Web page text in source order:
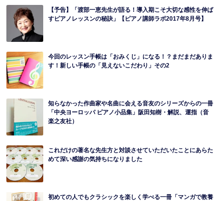
【予告】「渡部一恵先生が語る！導入期こそ大切な感性を伸ば
すピアノレッスンの秘訣」【ピアノ講師ラボ2017年8月号】
今回のレッスン手帳は「おみくじ」になる！？まだまだありま
す！新しい手帳の「見えないこだわり」その2
知らなかった作曲家や名曲に会える音友のシリーズからの一冊
「中央ヨーロッパ ピアノ小品集」阪田知樹・解説、運指（音
楽之友社）
これだけの著名な先生方と対談させていただいたことにあらた
めて深い感謝の気持ちになりました
初めての人でもクラシックを楽しく学べる一冊「マンガで教養